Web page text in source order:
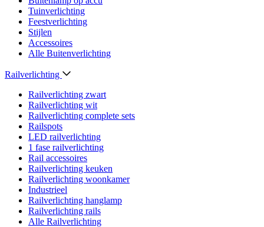
Tuinverlichting
Feestverlichting
Stijlen
Accessoires
Alle Buitenverlichting
Railverlichting
Railverlichting zwart
Railverlichting wit
Railverlichting complete sets
Railspots
LED railverlichting
1 fase railverlichting
Rail accessoires
Railverlichting keuken
Railverlichting woonkamer
Industrieel
Railverlichting hanglamp
Railverlichting rails
Alle Railverlichting